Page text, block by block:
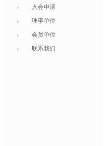
入会申请
理事单位
会员单位
联系我们